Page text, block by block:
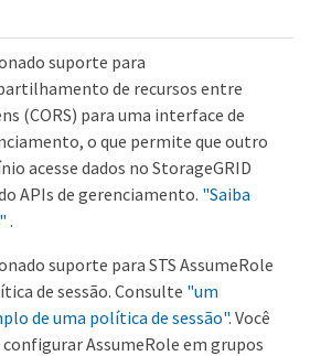
suporte para
de recursos entre
(CORS) para uma interface de
o que permite que outro
acesse dados no StorageGRID
APIs de gerenciamento. "Saiba
.
suporte para STS AssumeRole
de sessão. Consulte "um
de uma política de sessão". Você
configurar AssumeRole em grupos